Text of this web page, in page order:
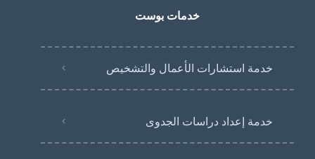
خدمات بوست
خدمة استشارات الأعمال والتشخيص
خدمة إعداد دراسات الجدوى